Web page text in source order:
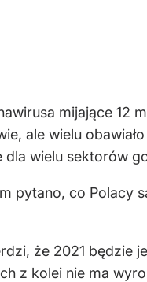
mijające 12
ale wielu
dla wielu sektorów
pytano, co Polacy
że 2021 będzie
z kolei nie ma